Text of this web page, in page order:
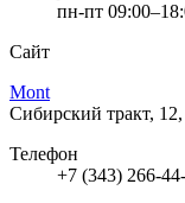
пн-пт
Сайт
Mont
Сибирский тракт,
Телефон
+7 (343) 266-